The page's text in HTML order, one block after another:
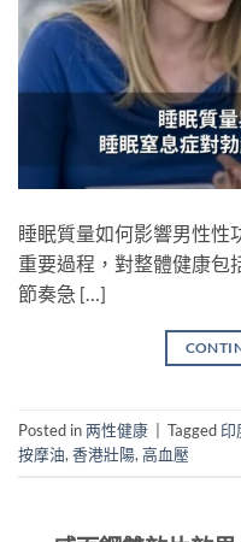
睡眠質量如何影響男性性
重要過程，對整體健康包
節奏急 […]
Posted in两性健康 Tagged 印
按摩油, 香港壯陽, 高血壓